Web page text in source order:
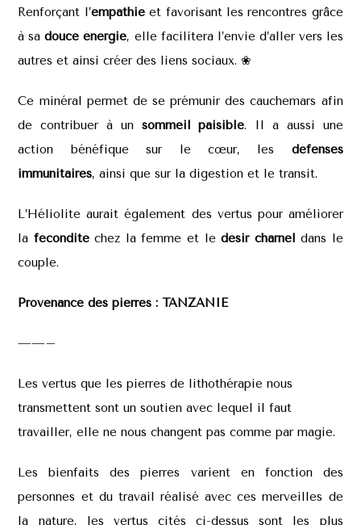
Renforçant l’empathieet favorisant les rencontres grâce
à sadouce énergie, elle facilitera l’envie d’aller vers les
autres et ainsi créer des liens sociaux. ❀
Ce minéral permet de se prémunir des cauchemars afin
de contribuer à un sommeil paisible. Il a aussi une
action bénéfique sur le cœur, les défenses
immunitaires, ainsi que sur la digestion et le transit.
L’Héliolite aurait également des vertus pour améliorer
la féconditéchez la femme et le désir charnel dans le
couple.
Provenance des pierres :TANZANIE
——–
Les vertus que les pierres de lithothérapie nous
transmettent sont un soutien avec lequel il faut
travailler, elle ne nous changent pas comme par magie.
Les bienfaits des pierres varient en fonction des
personnes et du travail réalisé avec ces merveilles de
la nature, les vertus cités ci-dessus sont les plus